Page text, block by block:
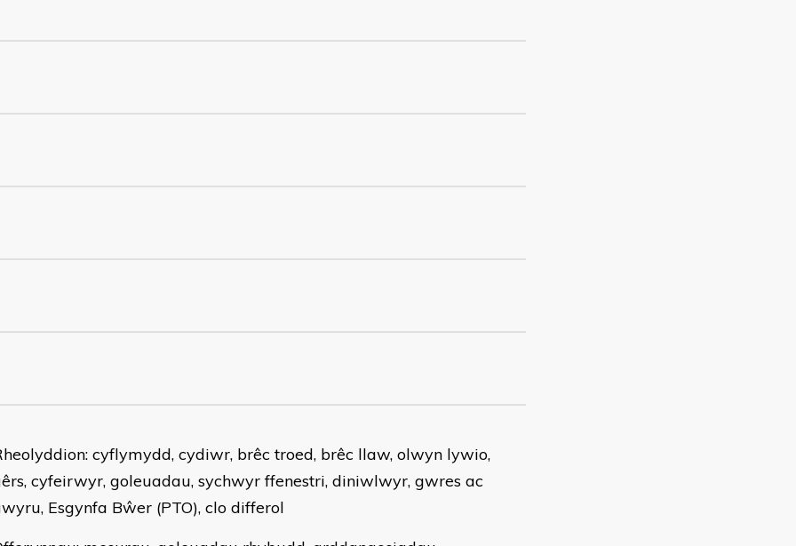
cyflymydd, cydiwr, brêc troed, brêc llaw, olwyn lywio,
cyfeirwyr, goleuadau, sychwyr ffenestri, diniwlwyr, gwres ac
Esgynfa Bŵer (PTO), clo differol